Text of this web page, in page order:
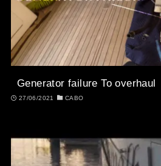
Generator failure To
27/06/2021 CABO